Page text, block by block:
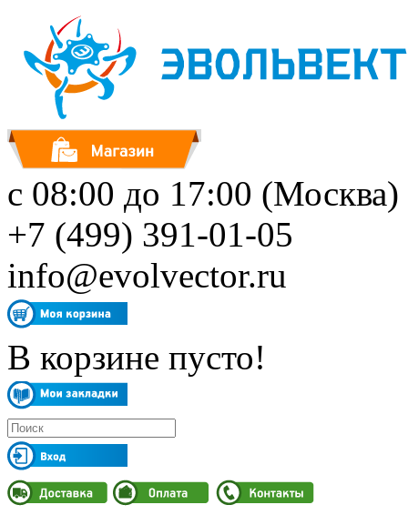
с 08:00 до 17:00 (Москва)
+7 (499) 391-01-05
info@evolvector.ru
В корзине пусто!